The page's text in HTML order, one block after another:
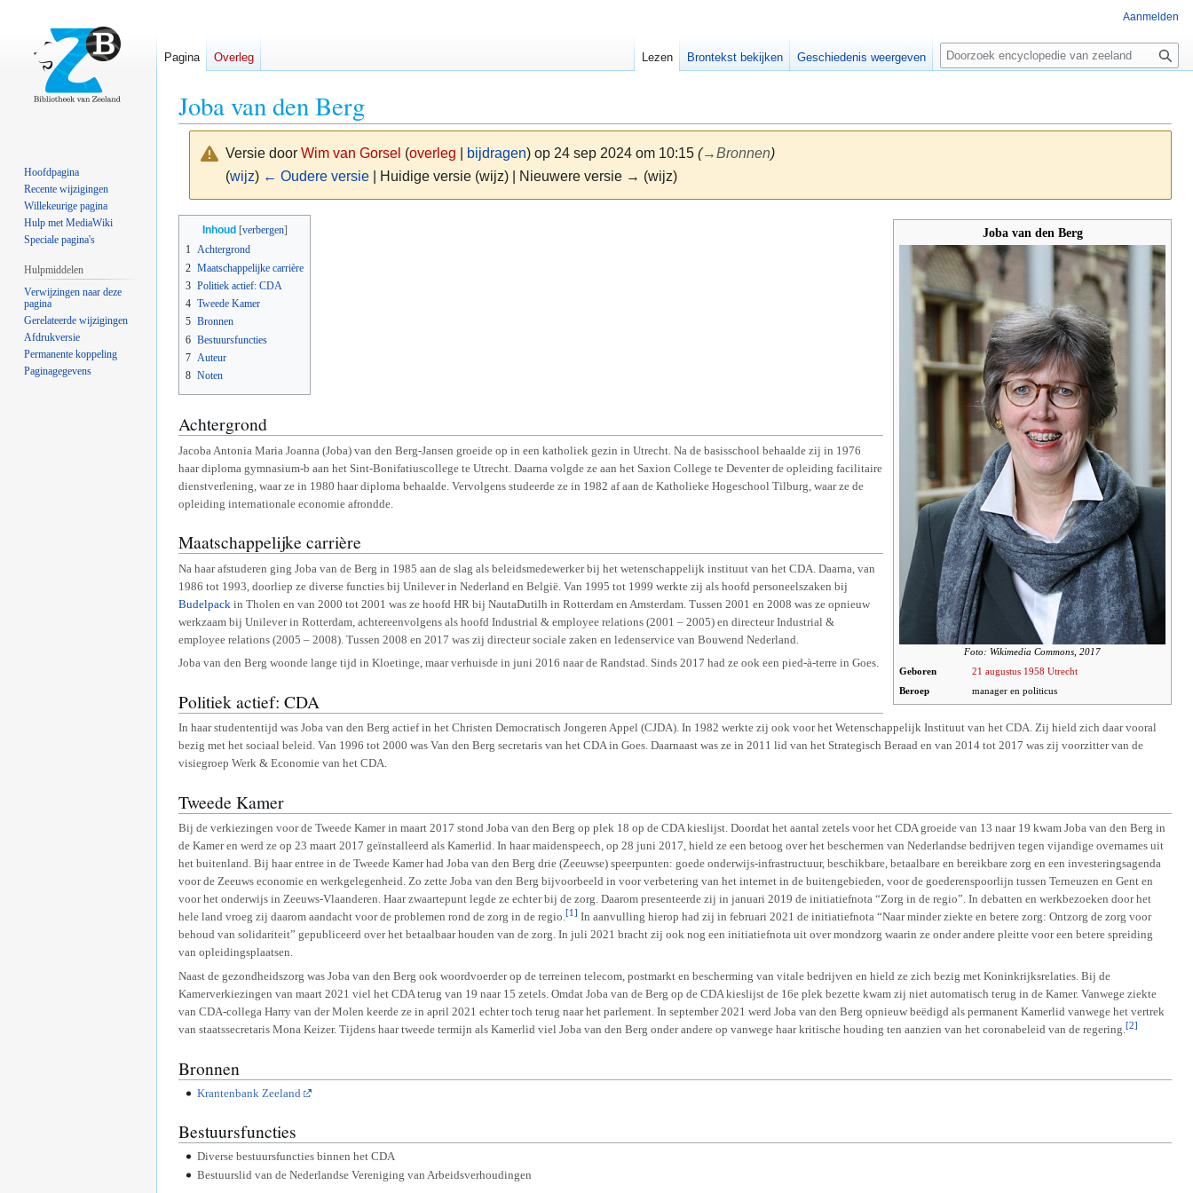
Joba van den Berg
Versie door Wim van Gorsel (overleg bijdragen)op 24 sep 2024 om 10:15 (→Bronnen)
(wijz) ← Oudere versie| Huidige versie (wijz) | Nieuwere versie → (wijz)
Naar
navigatie
springen
Naar
zoeken
springen
Joba van den Berg
Foto: Wikimedia Commons, 2017
Geboren
21 augustus 1958 Utrecht
Beroep
manager en politicus
Inhoud
1 Achtergrond
2 Maatschappelijke carrière
3 Politiek actief: CDA
4 Tweede Kamer
5 Bronnen
6 Bestuursfuncties
7 Auteur
8 Noten
Achtergrond
Jacoba Antonia Maria Joanna (Joba) van den Berg-Jansen groeide op in een katholiek gezin in Utrecht. Na de basisschool behaalde zij in 1976
haar diploma gymnasium-b aan het Sint-Bonifatiuscollege te Utrecht. Daarna volgde ze aan het Saxion College te Deventer de opleiding facilitaire
dienstverlening, waar ze in 1980 haar diploma behaalde. Vervolgens studeerde ze in 1982 af aan de Katholieke Hogeschool Tilburg, waar ze de
opleiding internationale economie afrondde.
Maatschappelijke carrière
Na haar afstuderen ging Joba van de Berg in 1985 aan de slag als beleidsmedewerker bij het wetenschappelijk instituut van het CDA. Daarna, van
1986 tot 1993, doorliep ze diverse functies bij Unilever in Nederland en België. Van 1995 tot 1999 werkte zij als hoofd personeelszaken bij
Budelpack in Tholen en van 2000 tot 2001 was ze hoofd HR bij NautaDutilh in Rotterdam en Amsterdam. Tussen 2001 en 2008 was ze opnieuw
werkzaam bij Unilever in Rotterdam, achtereenvolgens als hoofd Industrial & employee relations (2001 – 2005) en directeur Industrial &
employee relations (2005 – 2008). Tussen 2008 en 2017 was zij directeur sociale zaken en ledenservice van Bouwend Nederland.
Joba van den Berg woonde lange tijd in Kloetinge, maar verhuisde in juni 2016 naar de Randstad. Sinds 2017 had ze ook een pied-à-terre in Goes.
Politiek actief: CDA
In haar studententijd was Joba van den Berg actief in het Christen Democratisch Jongeren Appel (CJDA). In 1982 werkte zij ook voor het Wetenschappelijk Instituut van het CDA. Zij hield zich daar vooral
bezig met het sociaal beleid. Van 1996 tot 2000 was Van den Berg secretaris van het CDA in Goes. Daarnaast was ze in 2011 lid van het Strategisch Beraad en van 2014 tot 2017 was zij voorzitter van de
visiegroep Werk & Economie van het CDA.
Tweede Kamer
Bij de verkiezingen voor de Tweede Kamer in maart 2017 stond Joba van den Berg op plek 18 op de CDA kieslijst. Doordat het aantal zetels voor het CDA groeide van 13 naar 19 kwam Joba van den Berg in
de Kamer en werd ze op 23 maart 2017 geïnstalleerd als Kamerlid. In haar maidenspeech, op 28 juni 2017, hield ze een betoog over het beschermen van Nederlandse bedrijven tegen vijandige overnames uit
het buitenland. Bij haar entree in de Tweede Kamer had Joba van den Berg drie (Zeeuwse) speerpunten: goede onderwijs-infrastructuur, beschikbare, betaalbare en bereikbare zorg en een investeringsagenda
voor de Zeeuws economie en werkgelegenheid. Zo zette Joba van den Berg bijvoorbeeld in voor verbetering van het internet in de buitengebieden, voor de goederenspoorlijn tussen Terneuzen en Gent en
voor het onderwijs in Zeeuws-Vlaanderen. Haar zwaartepunt legde ze echter bij de zorg. Daarom presenteerde zij in januari 2019 de initiatiefnota “Zorg in de regio”. In debatten en werkbezoeken door het
hele land vroeg zij daarom aandacht voor de problemen rond de zorg in de regio.[1] In aanvulling hierop had zij in februari 2021 de initiatiefnota “Naar minder ziekte en betere zorg: Ontzorg de zorg voor
behoud van solidariteit” gepubliceerd over het betaalbaar houden van de zorg. In juli 2021 bracht zij ook nog een initiatiefnota uit over mondzorg waarin ze onder andere pleitte voor een betere spreiding
van opleidingsplaatsen.
Naast de gezondheidszorg was Joba van den Berg ook woordvoerder op de terreinen telecom, postmarkt en bescherming van vitale bedrijven en hield ze zich bezig met Koninkrijksrelaties. Bij de
Kamerverkiezingen van maart 2021 viel het CDA terug van 19 naar 15 zetels. Omdat Joba van de Berg op de CDA kieslijst de 16e plek bezette kwam zij niet automatisch terug in de Kamer. Vanwege ziekte
van CDA-collega Harry van der Molen keerde ze in april 2021 echter toch terug naar het parlement. In september 2021 werd Joba van den Berg opnieuw beëdigd als permanent Kamerlid vanwege het vertrek
van staatssecretaris Mona Keizer. Tijdens haar tweede termijn als Kamerlid viel Joba van den Berg onder andere op vanwege haar kritische houding ten aanzien van het coronabeleid van de regering.[2]
Bronnen
Krantenbank Zeeland
Bestuursfuncties
Diverse bestuursfuncties binnen het CDA
Bestuurslid van de Nederlandse Vereniging van Arbeidsverhoudingen
Aanmelden
Pagina Overleg Lezen Brontekst bekijken Geschiedenis weergeven
Z
e
Hoofdpagina
Recente wijzigingen
Willekeurige pagina
Hulp met MediaWiki
Speciale pagina's
Hulpmiddelen
Verwijzingen naar deze
pagina
Gerelateerde wijzigingen
Afdrukversie
Permanente koppeling
Paginagegevens